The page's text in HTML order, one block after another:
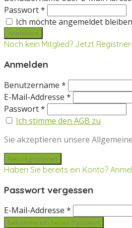
Passwort *
Ich möchte angemeldet bleiben
Noch kein Mitglied? Jetzt
Anmelden
Benutzername *
E-Mail-Addresse *
Passwort *
Ich stimme den AGB zu
Sie akzeptieren unsere
Haben Sie bereits ein Konto?
Passwort vergessen
E-Mail-Addresse *